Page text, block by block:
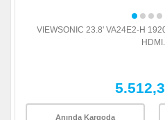
VIEWSONIC 23.8' VA24E2-H
Anında Kargoda